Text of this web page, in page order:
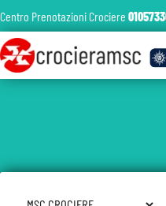
Centro Prenotazioni Crociere